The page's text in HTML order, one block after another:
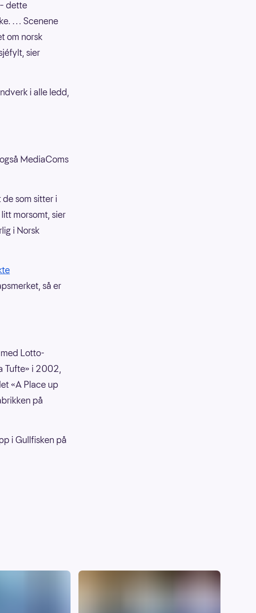
dette
… Scenene
om norsk
sier
i alle ledd,
MediaComs
som sitter i
morsomt, sier
i Norsk
så er
Lotto-
Tufte» i 2002,
«A Place up
på
i Gullfisken på